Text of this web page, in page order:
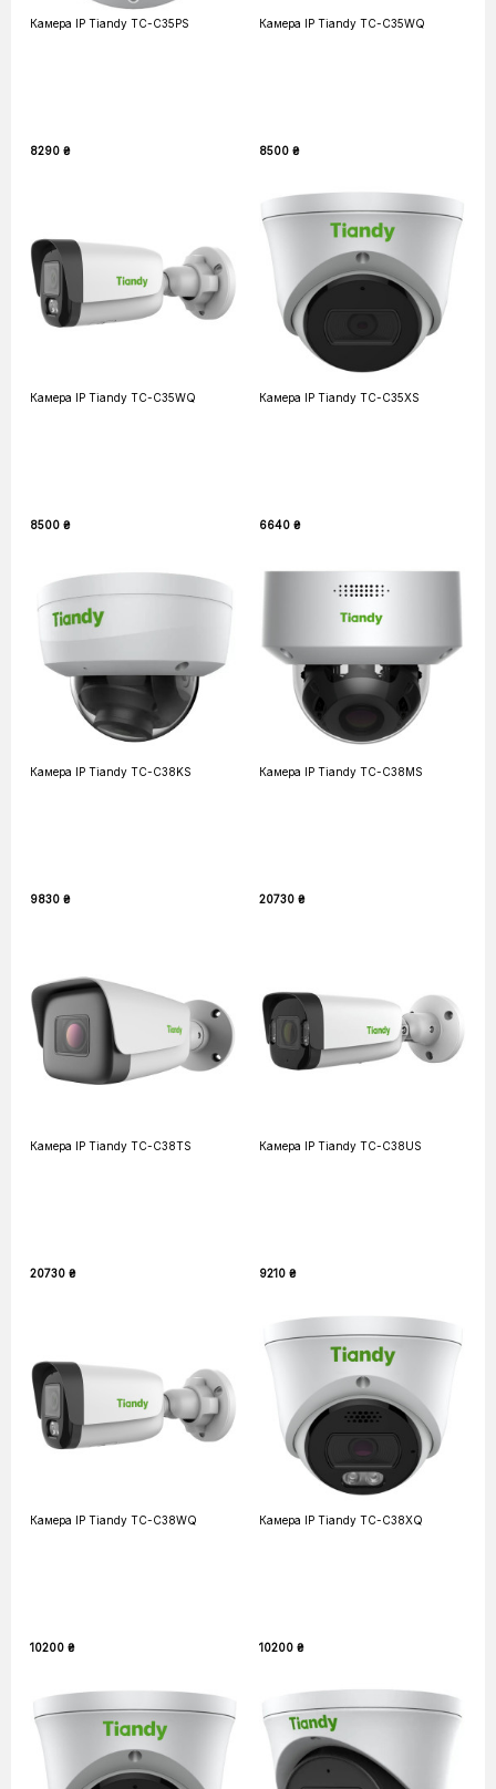
Камера IP Tiandy TC-C35PS
8290 ₴
Камера IP Tiandy TC-C35WQ
8500 ₴
Камера IP Tiandy TC-C35WQ
8500 ₴
Камера IP Tiandy TC-C35XS
6640 ₴
Камера IP Tiandy TC-C38KS
9830 ₴
Камера IP Tiandy TC-C38MS
20730 ₴
Камера IP Tiandy TC-C38TS
20730 ₴
Камера IP Tiandy TC-C38US
9210 ₴
Камера IP Tiandy TC-C38WQ
10200 ₴
Камера IP Tiandy TC-C38XQ
10200 ₴